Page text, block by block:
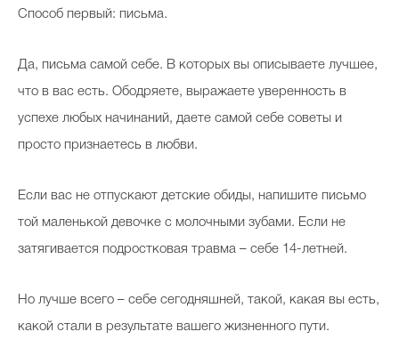
Способ первый: письма.
Да, письма самой себе. В которых вы описываете лучшее,
что в вас есть. Ободряете, выражаете уверенность в
успехе любых начинаний, даете самой себе советы и
просто признаетесь в любви.
Если вас не отпускают детские обиды, напишите письмо
той маленькой девочке с молочными зубами. Если не
затягивается подростковая травма – себе 14-летней.
Но лучше всего – себе сегодняшней, такой, какая вы есть,
какой стали в результате вашего жизненного пути.